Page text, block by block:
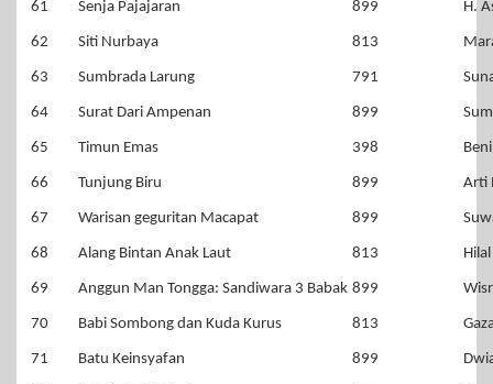
61 Senja Pajajaran 899 H.
62 Siti Nurbaya 813
63 Sumbrada Larung 791
64 Surat Dari Ampenan 899
65 Timun Emas 398
66 Tunjung Biru 899 Arti
67 Warisan geguritan Macapat 899
68 Alang Bintan Anak Laut 813
69 Anggun Man Tongga: Sandiwara 3 Babak 899
70 Babi Sombong dan Kuda Kurus 813
71 Batu Keinsyafan 899